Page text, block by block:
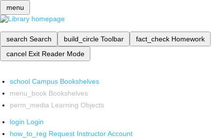
menu
search Search build_circle Toolbar fact_check Homework
cancel Exit Reader Mode
school Campus Bookshelves
menu_book Bookshelves
perm_media Learning Objects
login Login
how_to_reg Request Instructor Account